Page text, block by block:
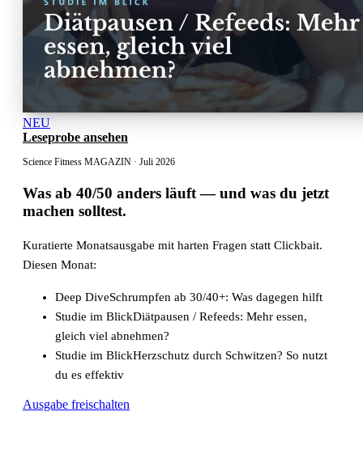
NEU
Leseprobe ansehen
Science Fitness MAGAZIN · Juli 2026
Was ab 40/50 anders läuft— und was du jetzt
machen solltest.
Kuratierte Monatsausgabe mit harten Fragen statt Clickbait.
Diesen Monat:
Deep DiveSchrumpfen ab 30/40+: Was dagegen hilft
Studie im BlickDiätpausen / Refeeds: Mehr essen,
gleich viel abnehmen?
Studie im BlickHerzschutz durch Schwitzen? So nutzt
du es effektiv
Ausgabe freischalten